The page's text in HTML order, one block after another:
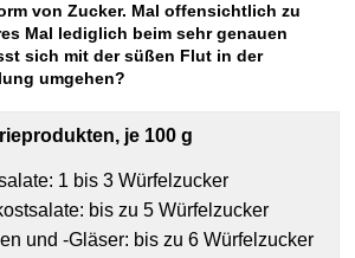
von Zucker. Mal offensichtlich zu
Mal lediglich beim sehr genauen
sich mit der süßen Flut in der
umgehen?
je 100 g
1 bis 3 Würfelzucker
bis zu 5 Würfelzucker
und -Gläser: bis zu 6 Würfelzucker